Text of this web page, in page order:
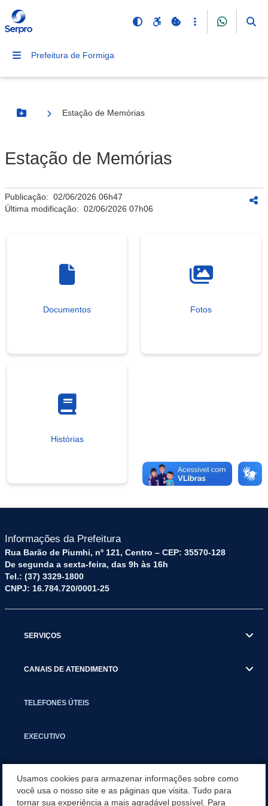
Prefeitura de Formiga
Botão Menu
Estação de Memórias
Estação de Memórias
Publicação: 02/06/2026 06h47
Última modificação: 02/06/2026 07h06
Documentos Fotos
Histórias
Informações da Prefeitura
Rua Barão de Piumhi, nº 121, Centro – CEP: 35570-128
De segunda a sexta-feira, das 9h às 16h
Tel.: (37) 3329-1800
CNPJ: 16.784.720/0001-25
SERVIÇOS
CANAIS DE ATENDIMENTO
TELEFONES ÚTEIS
EXECUTIVO
APLICATIVO
Usamos cookies para armazenar informações sobre como
você usa o nosso site e as páginas que visita. Tudo para
tornar sua experiência a mais agradável possível. Para